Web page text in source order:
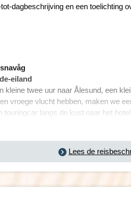
dagbeschrijving en een toelichting
åg
eiland
kleine twee uur naar Ålesund, een
vroege vlucht hebben, maken we
touringcar langs de kust naar het
te zien. Tijdens onze
van Runde hebben.
Lees de